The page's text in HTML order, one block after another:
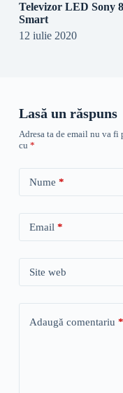
Televizor LED Sony
Smart
12 iulie 2020
Lasă un răspuns
Adresa ta de email nu va fi
cu *
Nume *
Email *
Site web
Adaugă comentariu *